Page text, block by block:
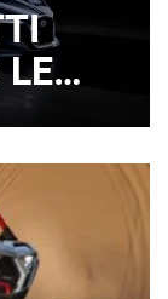
!